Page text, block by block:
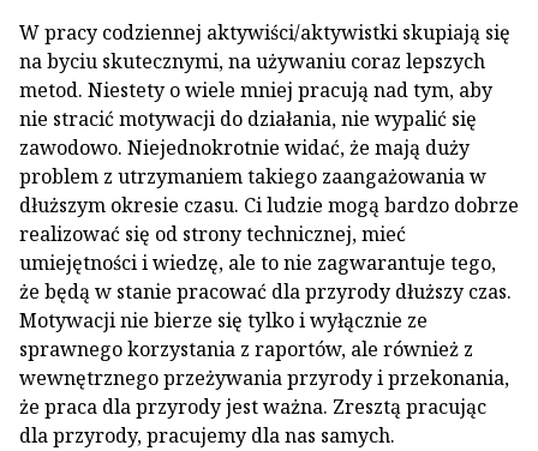
W pracy codziennej aktywiści/aktywistki skupiają się
na byciu skutecznymi, na używaniu coraz lepszych
metod. Niestety o wiele mniej pracują nad tym, aby
nie stracić motywacji do działania, nie wypalić się
zawodowo. Niejednokrotnie widać, że mają duży
problem z utrzymaniem takiego zaangażowania w
dłuższym okresie czasu. Ci ludzie mogą bardzo dobrze
realizować się od strony technicznej, mieć
umiejętności i wiedzę, ale to nie zagwarantuje tego,
że będą w stanie pracować dla przyrody dłuższy czas.
Motywacji nie bierze się tylko i wyłącznie ze
sprawnego korzystania z raportów, ale również z
wewnętrznego przeżywania przyrody i przekonania,
że praca dla przyrody jest ważna. Zresztą pracując
dla przyrody, pracujemy dla nas samych.